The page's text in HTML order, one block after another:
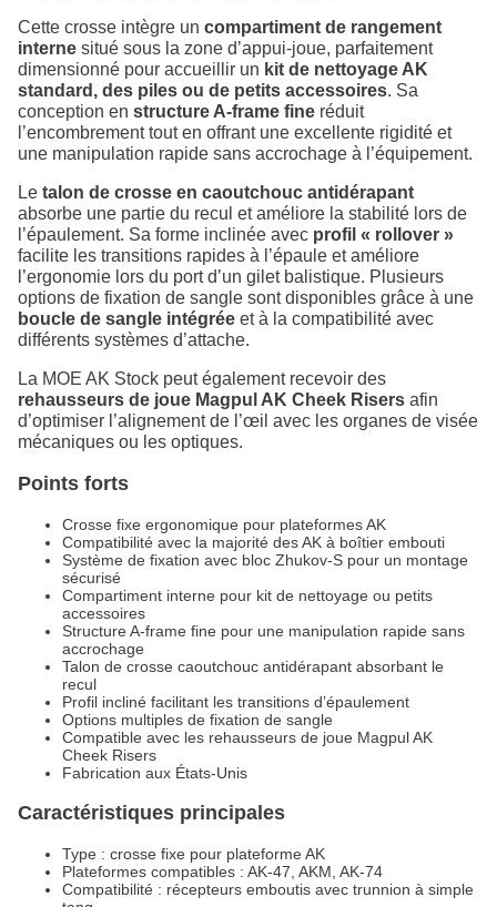
Cette crosse intègre un compartiment de rangement
interne situé sous la zone d’appui-joue, parfaitement
dimensionné pour accueillir un kit de nettoyage AK
standard, des piles ou de petits accessoires. Sa
conception en structure A-frame fine réduit
l’encombrement tout en offrant une excellente rigidité et
une manipulation rapide sans accrochage à l’équipement.
Le talon de crosse en caoutchouc antidérapant
absorbe une partie du recul et améliore la stabilité lors de
l’épaulement. Sa forme inclinée avec profil « rollover »
facilite les transitions rapides à l’épaule et améliore
l’ergonomie lors du port d’un gilet balistique. Plusieurs
options de fixation de sangle sont disponibles grâce à une
boucle de sangle intégrée et à la compatibilité avec
différents systèmes d’attache.
La MOE AK Stock peut également recevoir des
rehausseurs de joue Magpul AK Cheek Risers afin
d’optimiser l’alignement de l’œil avec les organes de visée
mécaniques ou les optiques.
Points forts
Crosse fixe ergonomique pour plateformes AK
Compatibilité avec la majorité des AK à boîtier embouti
Système de fixation avec bloc Zhukov-S pour un montage
sécurisé
Compartiment interne pour kit de nettoyage ou petits
accessoires
Structure A-frame fine pour une manipulation rapide sans
accrochage
Talon de crosse caoutchouc antidérapant absorbant le
recul
Profil incliné facilitant les transitions d’épaulement
Options multiples de fixation de sangle
Compatible avec les rehausseurs de joue Magpul AK
Cheek Risers
Fabrication aux États-Unis
Caractéristiques principales
Type : crosse fixe pour plateforme AK
Plateformes compatibles : AK-47, AKM, AK-74
Compatibilité : récepteurs emboutis avec trunnion à simple